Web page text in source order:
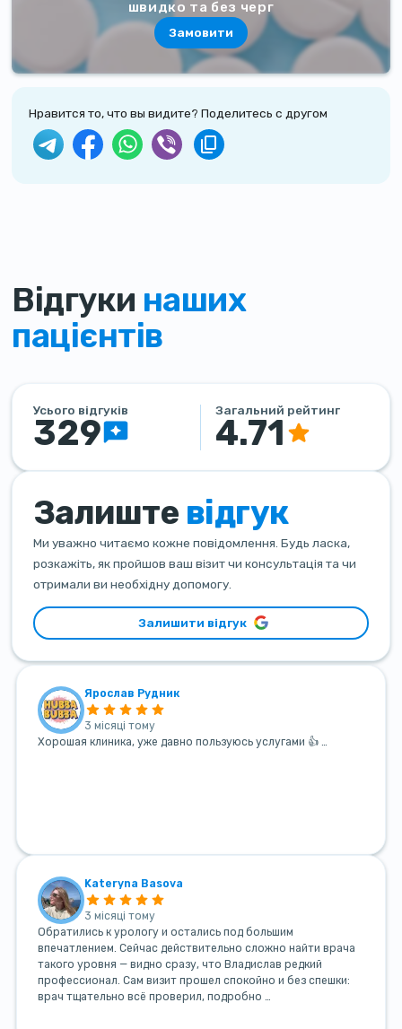
швидко та без черг
Замовити
Нравится то, что вы видите? Поделитесь с другом
Відгуки наших
пацієнтів
Усього відгуків
329
Загальний рейтинг
4.71
Залиште відгук
Ми уважно читаємо кожне повідомлення. Будь ласка,
розкажіть, як пройшов ваш візит чи консультація та чи
отримали ви необхідну допомогу.
Залишити відгук
Ярослав Рудник
3 місяці тому
Хорошая клиника, уже давно пользуюсь услугами 👍 …
Kateryna Basova
3 місяці тому
Обратились к урологу и остались под большим
впечатлением. Сейчас действительно сложно найти врача
такого уровня — видно сразу, что Владислав редкий
профессионал. Сам визит прошел спокойно и без спешки:
врач тщательно всё проверил, подробно …